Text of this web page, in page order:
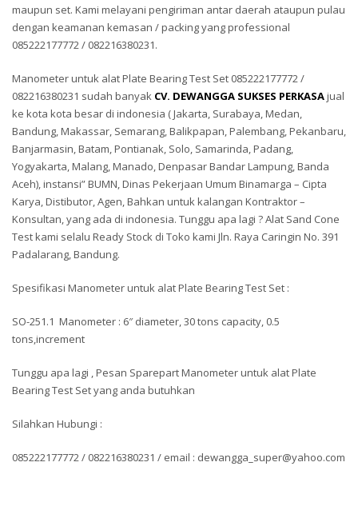
maupun set. Kami melayani pengiriman antar daerah ataupun pulau
dengan keamanan kemasan / packing yang professional
085222177772 / 082216380231.
Manometer untuk alat Plate Bearing Test Set 085222177772 /
082216380231 sudah banyak CV. DEWANGGA SUKSES PERKASAjual
ke kota kota besar di indonesia ( Jakarta, Surabaya, Medan,
Bandung, Makassar, Semarang, Balikpapan, Palembang, Pekanbaru,
Banjarmasin, Batam, Pontianak, Solo, Samarinda, Padang,
Yogyakarta, Malang, Manado, Denpasar Bandar Lampung, Banda
Aceh), instansi” BUMN, Dinas Pekerjaan Umum Binamarga – Cipta
Karya, Distibutor, Agen, Bahkan untuk kalangan Kontraktor –
Konsultan, yang ada di indonesia. Tunggu apa lagi ? Alat Sand Cone
Test kami selalu Ready Stock di Toko kami Jln. Raya Caringin No. 391
Padalarang, Bandung.
Spesifikasi Manometer untuk alat Plate Bearing Test Set :
SO-251.1 Manometer : 6″ diameter, 30 tons capacity, 0.5
tons,increment
Tunggu apa lagi , Pesan Sparepart Manometer untuk alat Plate
Bearing Test Set yang anda butuhkan
Silahkan Hubungi :
085222177772 / 082216380231 / email : dewangga_super@yahoo.com